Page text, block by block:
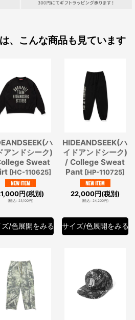
、こんな商品も見ています
ハ
アンドシーク)
Sweat
[HC-110625]
円(税別)
(税込: 23,100円)
/色展開をみる
HIDEANDSEEK(ハ
イドアンドシーク)
/ College Sweat
Pant [HP-110725]
22,000円(税別)
(税込: 24,200円)
サイズ/色展開をみる